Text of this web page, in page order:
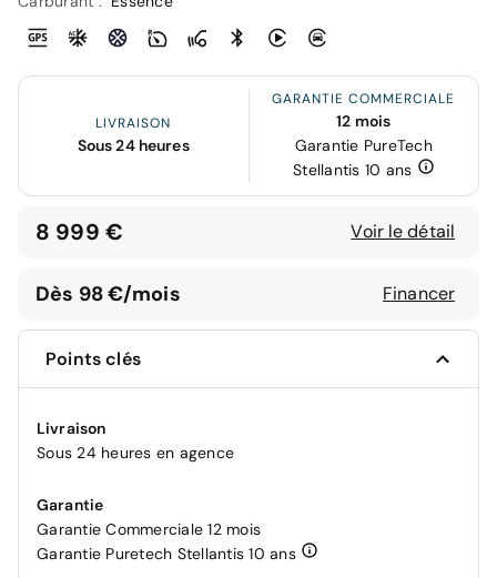
LIVRAISON
Sous 24 heures
GARANTIE COMMERCIALE
12 mois
Garantie PureTech
Stellantis 10 ans
8 999 € Voir le détail
Dès 98 €/mois Financer
Points clés
Livraison
Sous 24 heures en agence
Garantie
Garantie Commerciale 12 mois
Garantie Puretech Stellantis 10 ans